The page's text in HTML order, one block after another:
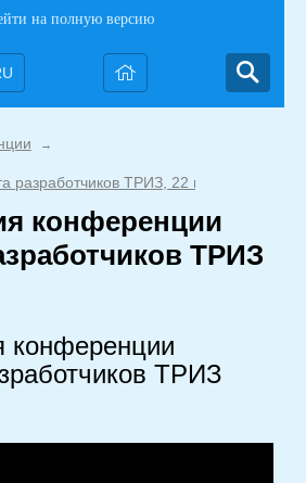
на полную версию
→
ТРИЗ, 22 июня 2016 года
конференции
ТРИЗ
конференции
ТРИЗ